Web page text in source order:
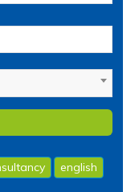
english